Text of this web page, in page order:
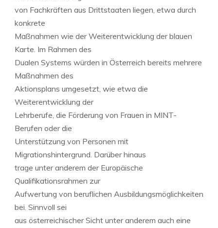
von Fachkräften aus Drittstaaten liegen, etwa durch
konkrete
Maßnahmen wie der Weiterentwicklung der blauen
Karte. Im Rahmen des
Dualen Systems würden in Österreich bereits mehrere
Maßnahmen des
Aktionsplans umgesetzt, wie etwa die
Weiterentwicklung der
Lehrberufe, die Förderung von Frauen in MINT-
Berufen oder die
Unterstützung von Personen mit
Migrationshintergrund. Darüber hinaus
trage unter anderem der Europäische
Qualifikationsrahmen zur
Aufwertung von beruflichen Ausbildungsmöglichkeiten
bei. Sinnvoll sei
aus österreichischer Sicht unter anderem auch eine